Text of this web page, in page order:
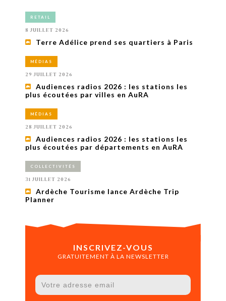
RETAIL
8 JUILLET 2026
Terre Adélice prend ses quartiers à Paris
MÉDIAS
29 JUILLET 2026
Audiences radios 2026 : les stations les
plus écoutées par villes en AuRA
MÉDIAS
28 JUILLET 2026
Audiences radios 2026 : les stations les
plus écoutées par départements en AuRA
COLLECTIVITÉS
31 JUILLET 2026
Ardèche Tourisme lance Ardèche Trip
Planner
INSCRIVEZ-VOUS
GRATUITEMENT À LA NEWSLETTER